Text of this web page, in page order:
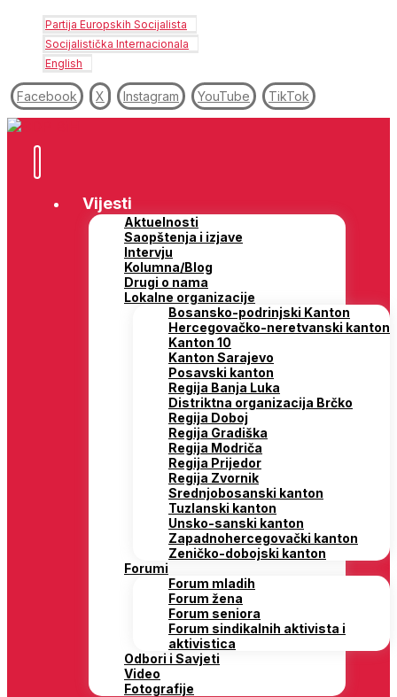
Partija Europskih Socijalista
Socijalistička Internacionala
English
Facebook X Instagram YouTube TikTok
Vijesti
Aktuelnosti
Saopštenja i izjave
Intervju
Kolumna/Blog
Drugi o nama
Lokalne organizacije
Bosansko-podrinjski Kanton
Hercegovačko-neretvanski kanton
Kanton 10
Kanton Sarajevo
Posavski kanton
Regija Banja Luka
Distriktna organizacija Brčko
Regija Doboj
Regija Gradiška
Regija Modriča
Regija Prijedor
Regija Zvornik
Srednjobosanski kanton
Tuzlanski kanton
Unsko-sanski kanton
Zapadnohercegovački kanton
Zeničko-dobojski kanton
Forumi
Forum mladih
Forum žena
Forum seniora
Forum sindikalnih aktivista i
aktivistica
Odbori i Savjeti
Video
Fotografije